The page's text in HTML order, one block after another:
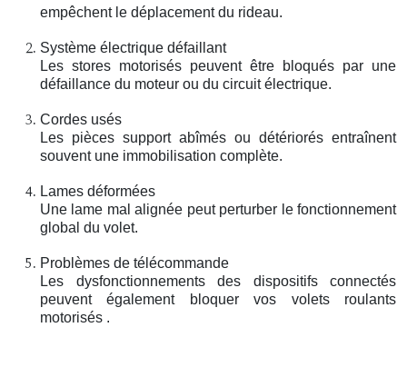
empêchent le déplacement du rideau.
Système électrique défaillant
Les stores motorisés peuvent être bloqués par une
défaillance du moteur ou du circuit électrique.
Cordes usés
Les pièces support abîmés ou détériorés entraînent
souvent une immobilisation complète.
Lames déformées
Une lame mal alignée peut perturber le fonctionnement
global du volet.
Problèmes de télécommande
Les dysfonctionnements des dispositifs connectés
peuvent également bloquer vos volets roulants
motorisés .